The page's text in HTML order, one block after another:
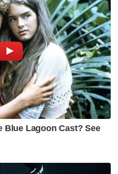
Blue Lagoon Cast? See